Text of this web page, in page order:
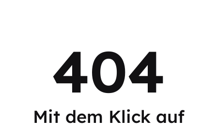
404
Mit dem Klick auf